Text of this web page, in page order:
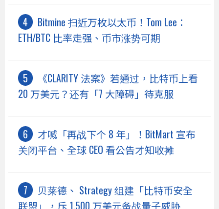
Bitmine 扫近万枚以太币！Tom Lee：
ETH/BTC 比率走强、币市涨势可期
《CLARITY 法案》若通过，比特币上看
20 万美元？还有「7 大障碍」待克服
才喊「再战下个 8 年」！BitMart 宣布
关闭平台、全球 CEO 看公告才知收摊
贝莱德、 Strategy 组建「比特币安全
联盟」，斥 1,500 万美元备战量子威胁